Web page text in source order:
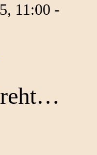
11:00 -